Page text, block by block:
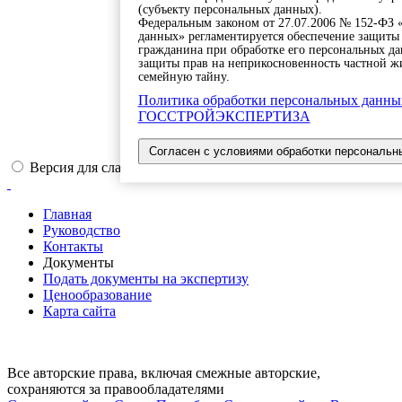
(субъекту персональных данных).
Федеральным законом от 27.07.2006 № 152-ФЗ
данных» регламентируется обеспечение
гражданина при обработке его персональных
защиты прав на неприкосновенность частной
семейную тайну.
Политика обработки персональных
ГОССТРОЙЭКСПЕРТИЗА
Согласен с условиями обработки
Версия для слабовидящих
Главная
Руководство
Контакты
Документы
Подать документы на экспертизу
Ценообразование
Карта сайта
Все авторские права, включая смежные авторские,
сохраняются за правообладателями